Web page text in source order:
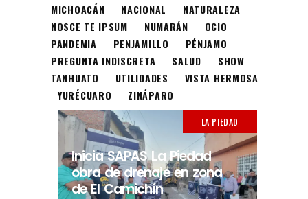
MICHOACÁN
NACIONAL
NATURALEZA
NOSCE TE IPSUM
NUMARÁN
OCIO
PANDEMIA
PENJAMILLO
PÉNJAMO
PREGUNTA INDISCRETA
SALUD
SHOW
TANHUATO
UTILIDADES
VISTA HERMOSA
YURÉCUARO
ZINÁPARO
LA PIEDAD
Inicia SAPAS La Piedad
obra de drenaje en zona
de El Camichín